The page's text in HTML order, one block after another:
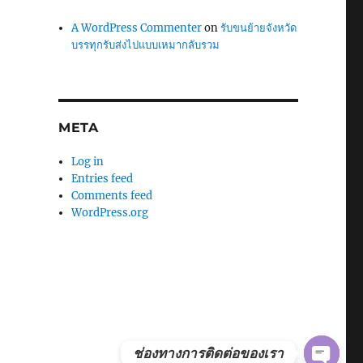
A WordPress Commenteronรับขนย้ายจังหวัด
บรรทุกรับส่งไปแบบเหมากลับรวม
META
Log in
Entries feed
Comments feed
WordPress.org
ช่องทางการติดต่อของเรา